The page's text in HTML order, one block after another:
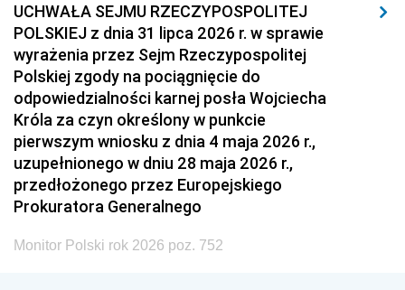
UCHWAŁA SEJMU RZECZYPOSPOLITEJ
POLSKIEJ z dnia 31 lipca 2026 r. w sprawie
wyrażenia przez Sejm Rzeczypospolitej
Polskiej zgody na pociągnięcie do
odpowiedzialności karnej posła Wojciecha
Króla za czyn określony w punkcie
pierwszym wniosku z dnia 4 maja 2026 r.,
uzupełnionego w dniu 28 maja 2026 r.,
przedłożonego przez Europejskiego
Prokuratora Generalnego
Monitor Polski rok 2026 poz. 752